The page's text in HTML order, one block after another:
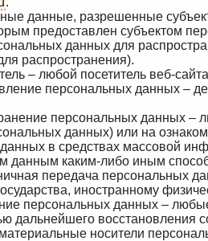
данные, разрешенные
предоставлен субъектом
данных для
распространения).
– любой посетитель веб-сайта
персональных данных –
персональных данных –
данных) или на
в средствах массовой
данным каким-либо иным
передача персональных
иностранному
персональных данных –
дальнейшего
носители